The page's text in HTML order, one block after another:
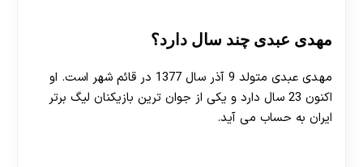
مهدی عبدی چند سال دارد؟
مهدی عبدی متولد 9 آذر سال 1377 در قائم شهر است. او
اکنون 23 سال دارد و یکی از جوان ترین بازیکنان لیگ برتر
ایران به حساب می آید.